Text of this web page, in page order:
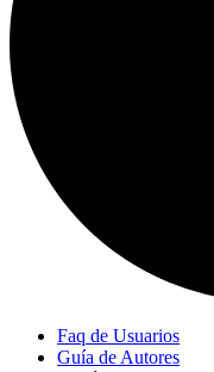
Faq de Usuarios
Guía de Autores